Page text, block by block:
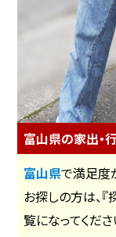
富山県の家出・
富山県で満足度
お探しの方は、
覧になってくださ